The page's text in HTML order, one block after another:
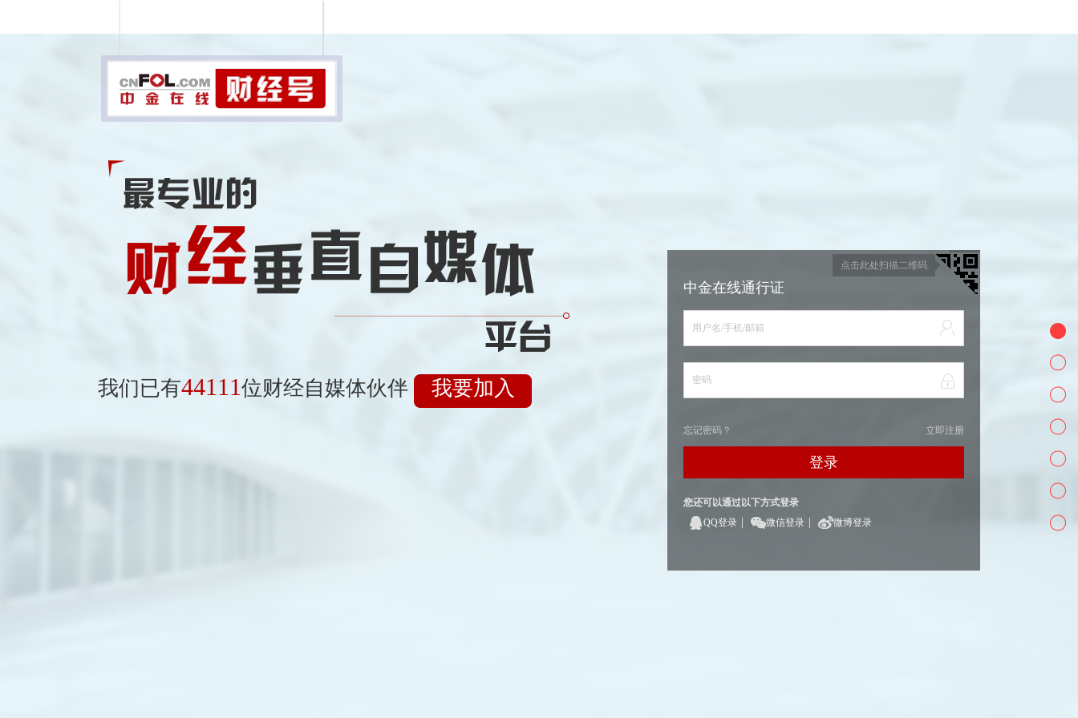
我们已有44111位财经自媒体伙伴 我要加入
点击此处扫描二维码
中金在线通行证
用户名/手机/邮箱
密码
立即注册
忘记密码？
登录
您还可以通过以下方式登录
QQ登录
微信登录 微博登录